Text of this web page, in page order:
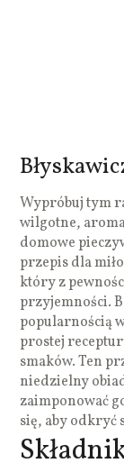
Wypróbuj tym
wilgotne,
domowe
przepis dla
który z
przyjemności.
popularnością
prostej
smaków. Ten
niedzielny
zaimponować
się, aby odkryć